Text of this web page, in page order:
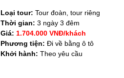
Loại tour: Tour đoàn, tour riêng
Thời gian: 3 ngày 3 đêm
Giá: 1.704.000 VNĐ/khách
Phương tiện: Đi về bằng ô tô
Khởi hành: Theo yêu cầu